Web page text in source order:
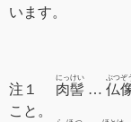
います。
注１ 肉髻
にっけい
… 仏
ぶつぞ
こと。